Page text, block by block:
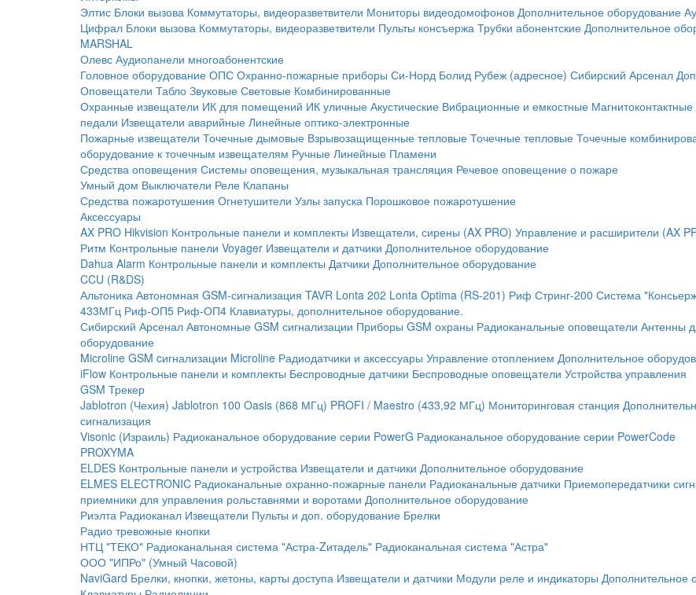
Элтис Блоки вызова Коммутаторы, видеоразветвители Мониторы видеодомофонов Дополнительное оборудование
Цифрал Блоки вызова Коммутаторы, видеоразветвители Пульты консъержа Трубки абонентские Дополнительное
MARSHAL
Олевс Аудиопанели многоабонентские
Головное оборудование ОПС Охранно-пожарные приборы Си-Норд Болид Рубеж (адресное) Сибирский Арсенал
Оповещатели Табло Звуковые Световые Комбинированные
Охранные извещатели ИК для помещений ИК уличные Акустические Вибрационные и емкостные
педали Извещатели аварийные Линейные оптико-электронные
Пожарные извещатели Точечные дымовые Взрывозащищенные тепловые Точечные тепловые Точечные
оборудование к точечным извещателям Ручные Линейные Пламени
Средства оповещения Системы оповещения, музыкальная трансляция Речевое оповещение о пожаре
Умный дом Выключатели Реле Клапаны
Средства пожаротушения Огнетушители Узлы запуска Порошковое пожаротушение
Аксессуары
AX PRO Hikvision Контрольные панели и комплекты Извещатели, сирены (AX PRO) Управление и расширители (AX
Ритм Контрольные панели Voyager Извещатели и датчики Дополнительное оборудование
Dahua Alarm Контрольные панели и комплекты Датчики Дополнительное оборудование
CCU (R&DS)
Альтоника Автономная GSM-сигнализация TAVR Lonta 202 Lonta Optima (RS-201) Риф Стринг-200 Система
433МГц Риф-ОП5 Риф-ОП4 Клавиатуры, дополнительное оборудование.
Сибирский Арсенал Автономные GSM сигнализации Приборы GSM охраны Радиоканальные оповещатели Антенны
оборудование
Microline GSM cигнализации Microline Радиодатчики и аксессуары Управление отоплением Дополнительное
iFlow Контрольные панели и комплекты Беспроводные датчики Беспроводные оповещатели Устройства управления
GSM Трекер
Jablotron (Чехия) Jablotron 100 Oasis (868 МГц) PROFI / Maestro (433,92 МГц) Мониторинговая станция
сигнализация
Visonic (Израиль) Радиоканальное оборудование серии PowerG Радиоканальное оборудование серии PowerCode
PROXYMA
ELDES Контрольные панели и устройства Извещатели и датчики Дополнительное оборудование
ELMES ELECTRONIC Радиоканальные охранно-пожарные панели Радиоканальные датчики Приемопередатчики
приемники для управления рольставнями и воротами Дополнительное оборудование
Риэлта Радиоканал Извещатели Пульты и доп. оборудование Брелки
Радио тревожные кнопки
НТЦ "ТЕКО" Радиоканальная система "Астра-Zитадель" Радиоканальная система "Астра"
ООО "ИПРо" (Умный Часовой)
NaviGard Брелки, кнопки, жетоны, карты доступа Извещатели и датчики Модули реле и индикаторы Дополнительное